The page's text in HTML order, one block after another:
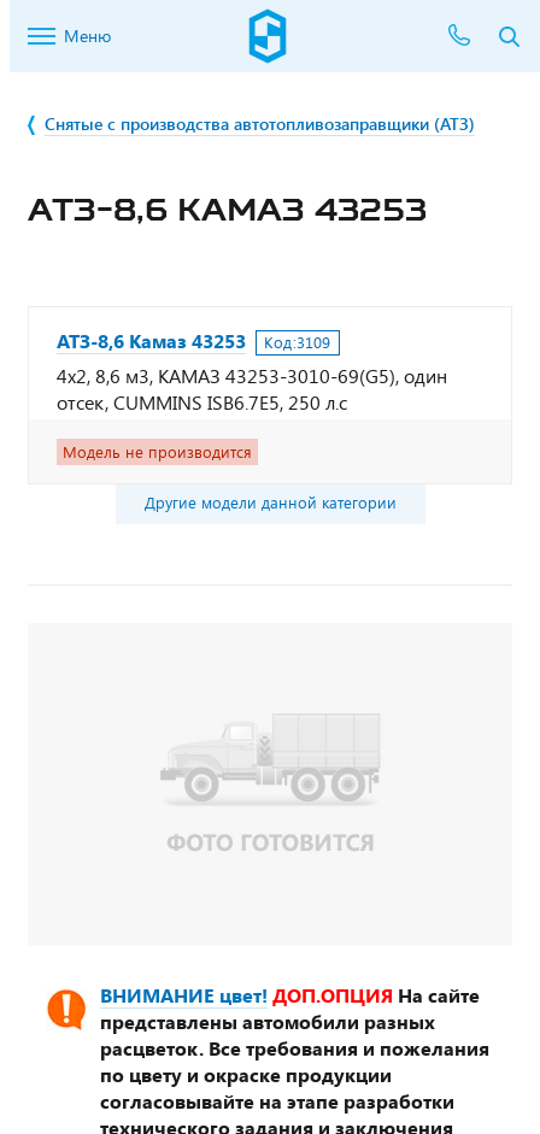
Меню
Снятые с производства автотопливозаправщики (АТЗ)
АТЗ-8,6 КАМАЗ 43253
АТЗ-8,6 Камаз 43253 Код:3109
4х2, 8,6 м3, КАМАЗ 43253-3010-69(G5), один
отсек, CUMMINS ISB6.7Е5, 250 л.с
Модель не производится
Другие модели данной категории
ВНИМАНИЕ цвет! ДОП.ОПЦИЯ На сайте
представлены автомобили разных
расцветок. Все требования и пожелания
по цвету и окраске продукции
согласовывайте на этапе разработки
технического задания и заключения